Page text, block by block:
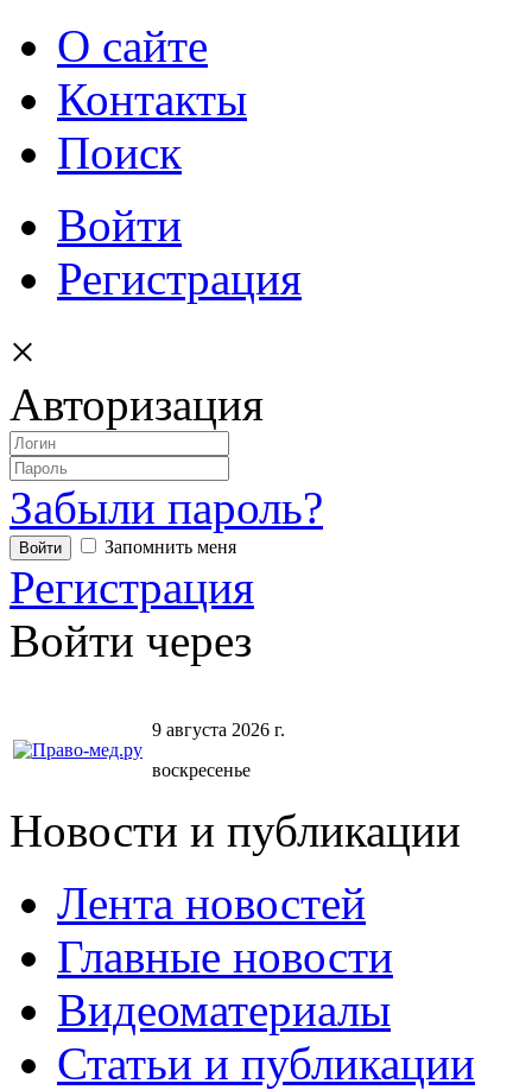
О сайте
Контакты
Поиск
Войти
Регистрация
×
Авторизация
Забыли пароль?
Запомнить меня
Регистрация
Войти через
9 августа 2026 г.
воскресенье
Новости и публикации
Лента новостей
Главные новости
Видеоматериалы
Статьи и публикации